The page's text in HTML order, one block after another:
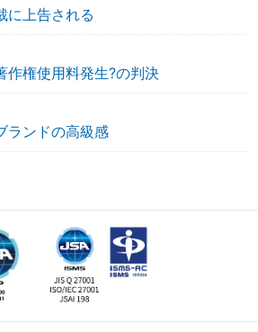
に上告される
作権使用料発生?の判決
ランドの高級感